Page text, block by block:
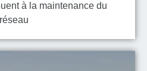
à la maintenance du
réseau